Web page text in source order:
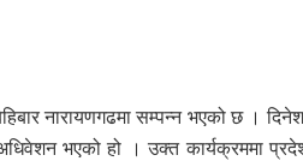
नारायणगढमा सम्पन्न भएको छ ।
भएको हो । उक्त कार्यक्रममा